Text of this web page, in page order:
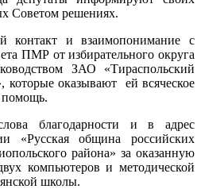
Советом решениях.
контакт и взаимопонимание с
ПМР от избирательного округа
ЗАО «Тираспольский
которые оказывают ей всяческое
помощь.
благодарности и в адрес
«Русская община российских
района» за оказанную
компьютеров и методической
школы.